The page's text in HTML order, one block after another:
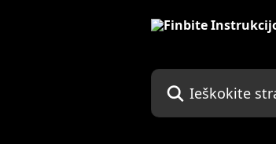
Ieškokite straipsnių...